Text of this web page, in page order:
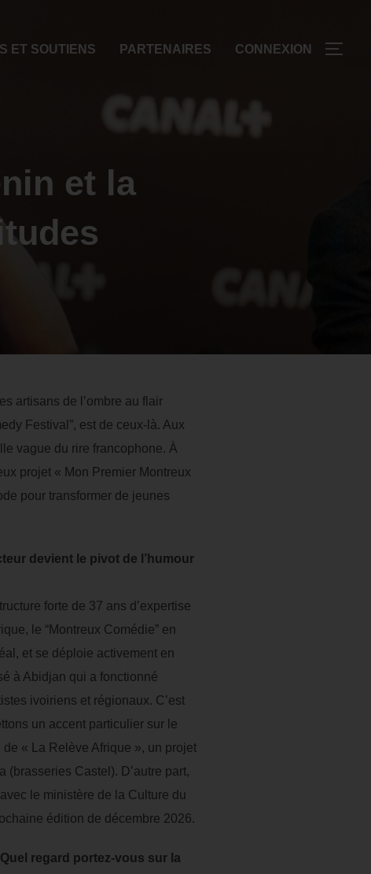
ET SOUTIENS PARTENAIRES CONNEXION
et la
artisans de l’ombre au flair
Festival”, est de ceux-là. Aux
vague du rire francophone. À
projet « Mon Premier Montreux
pour transformer de jeunes
devient le pivot de l’humour
forte de 37 ans d’expertise
le “Montreux Comédie” en
et se déploie activement en
à Abidjan qui a fonctionné
ivoiriens et régionaux. C’est
un accent particulier sur le
« La Relève Afrique », un projet
(brasseries Castel). D’autre part,
le ministère de la Culture du
édition de décembre 2026.
regard portez-vous sur la